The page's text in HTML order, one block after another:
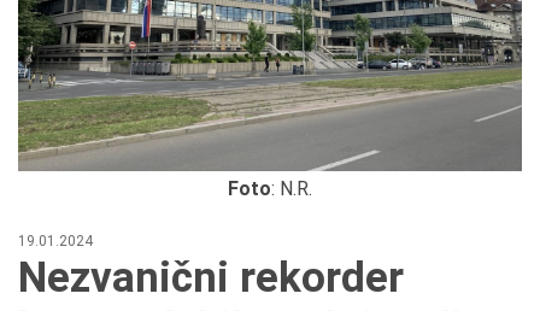
Foto: N.R.
19.01.2024
Nezvanični rekorder